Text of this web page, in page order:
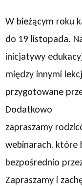
W bieżącym roku
do 19 listopada.
inicjatywy
między innymi
przygotowane
Dodatkowo
zapraszamy
webinarach, które
bezpośrednio
Zapraszamy i